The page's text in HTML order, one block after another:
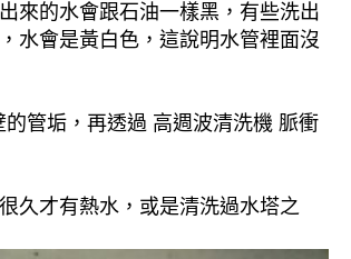
來的水會跟石油一樣黑，有些洗出
水會是黃白色，這說明水管裡面沒
管垢，再透過 高週波清洗機 脈衝
久才有熱水，或是清洗過水塔之